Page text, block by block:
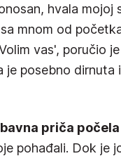
hvala mojoj
mnom od
vas', poručio
je posebno dirnuta
priča
pohađali. Dok je